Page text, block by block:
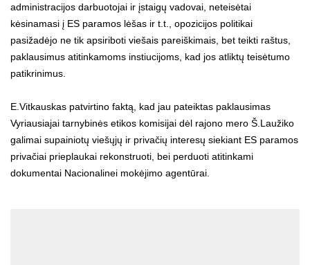
administracijos darbuotojai ir įstaigų vadovai, neteisėtai
kėsinamasi į ES paramos lėšas ir t.t., opozicijos politikai
pasižadėjo ne tik apsiriboti viešais pareiškimais, bet teikti raštus,
paklausimus atitinkamoms instiucijoms, kad jos atliktų teisėtumo
patikrinimus.
E.Vitkauskas patvirtino faktą, kad jau pateiktas paklausimas
Vyriausiajai tarnybinės etikos komisijai dėl rajono mero Š.Laužiko
galimai supainiotų viešųjų ir privačių interesų siekiant ES paramos
privačiai prieplaukai rekonstruoti, bei perduoti atitinkami
dokumentai Nacionalinei mokėjimo agentūrai.